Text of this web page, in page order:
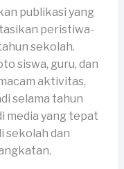
publikasi yang
peristiwa-
sekolah.
siswa, guru, dan
aktivitas,
selama tahun
media yang tepat
sekolah dan